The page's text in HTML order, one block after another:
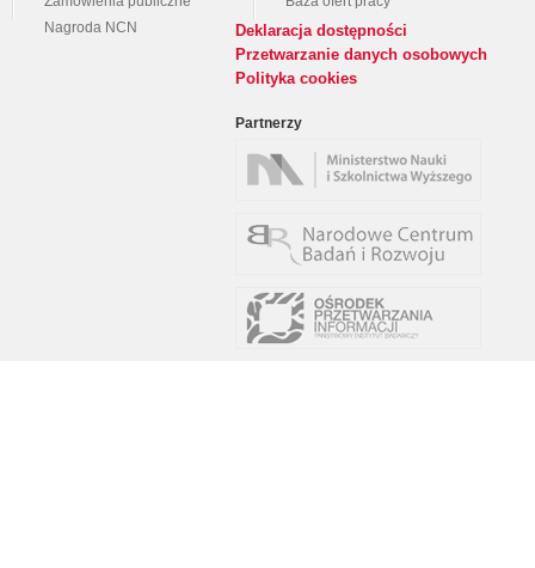
Nagroda NCN
Deklaracja dostępności
Przetwarzanie danych osobowych
Polityka cookies
Partnerzy